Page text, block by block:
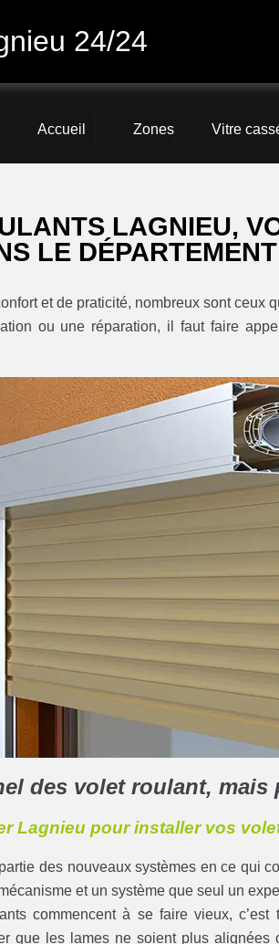
24/24
Accueil Zones Vitre
LAGNIEU,
LE
et de praticité, nombreux sont ceux
ou une réparation, il faut faire
des volet roulant, mais
Lagnieu pour installer vos
des nouveaux systèmes en ce qui
et un système que seul un
commencent à se faire vieux,
que les lames ne soient plus